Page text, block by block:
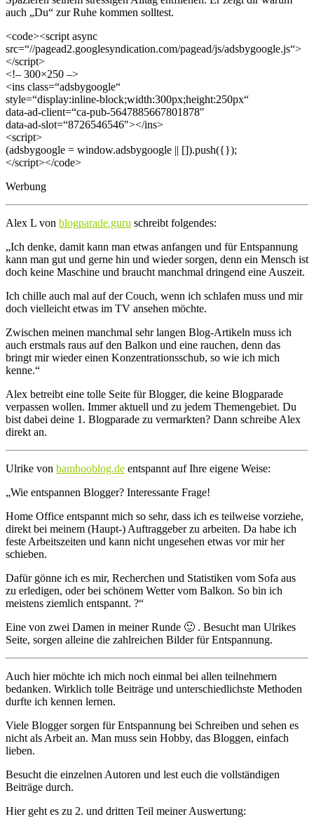
auch „Du“ zur Ruhe kommen solltest.
<code><script async
src=“//pagead2.googlesyndication.com/pagead/js/adsbygoogle.js“>
</script>
<!– 300×250 –>
<ins class=“adsbygoogle“
style=“display:inline-block;width:300px;height:250px“
data-ad-client=“ca-pub-5647885667801878″
data-ad-slot=“8726546546″></ins>
<script>
(adsbygoogle = window.adsbygoogle || []).push({});
</script></code>
Werbung
Alex L von blogparade.guru schreibt folgendes:
„Ich denke, damit kann man etwas anfangen und für Entspannung
kann man gut und gerne hin und wieder sorgen, denn ein Mensch ist
doch keine Maschine und braucht manchmal dringend eine Auszeit.
Ich chille auch mal auf der Couch, wenn ich schlafen muss und mir
doch vielleicht etwas im TV ansehen möchte.
Zwischen meinen manchmal sehr langen Blog-Artikeln muss ich
auch erstmals raus auf den Balkon und eine rauchen, denn das
bringt mir wieder einen Konzentrationsschub, so wie ich mich
kenne.“
Alex betreibt eine tolle Seite für Blogger, die keine Blogparade
verpassen wollen. Immer aktuell und zu jedem Themengebiet. Du
bist dabei deine 1. Blogparade zu vermarkten? Dann schreibe Alex
direkt an.
Ulrike von bambooblog.de entspannt auf Ihre eigene Weise:
„Wie entspannen Blogger? Interessante Frage!
Home Office entspannt mich so sehr, dass ich es teilweise vorziehe,
direkt bei meinem (Haupt-) Auftraggeber zu arbeiten. Da habe ich
feste Arbeitszeiten und kann nicht ungesehen etwas vor mir her
schieben.
Dafür gönne ich es mir, Recherchen und Statistiken vom Sofa aus
zu erledigen, oder bei schönem Wetter vom Balkon. So bin ich
meistens ziemlich entspannt. ?“
Eine von zwei Damen in meiner Runde 🙂 . Besucht man Ulrikes
Seite, sorgen alleine die zahlreichen Bilder für Entspannung.
Auch hier möchte ich mich noch einmal bei allen teilnehmern
bedanken. Wirklich tolle Beiträge und unterschiedlichste Methoden
durfte ich kennen lernen.
Viele Blogger sorgen für Entspannung bei Schreiben und sehen es
nicht als Arbeit an. Man muss sein Hobby, das Bloggen, einfach
lieben.
Besucht die einzelnen Autoren und lest euch die vollständigen
Beiträge durch.
Hier geht es zu 2. und dritten Teil meiner Auswertung: